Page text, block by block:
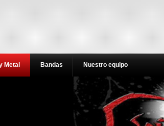
Metal Bandas Nuestro equipo